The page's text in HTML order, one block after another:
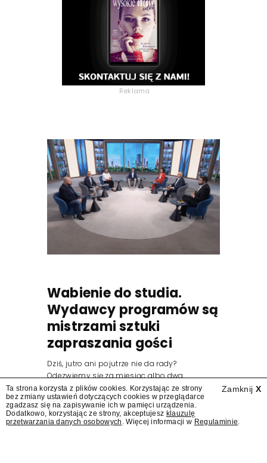
Reklama
Wabienie do studia.
Wydawcy programów są
mistrzami sztuki
zapraszania gości
Dziś, jutro ani pojutrze nie da rady?
Odezwiemy się za miesiąc albo dwa.
Wydawcy programów są mistrzami sztuki
zapraszania gości.
Zamknij X
Ta strona korzysta z plików cookies. Korzystając ze strony
bez zmiany ustawień dotyczących cookies w przeglądarce
zgadzasz się na zapisywanie ich w pamięci urządzenia.
Dodatkowo, korzystając ze strony, akceptujesz klauzulę
przetwarzania danych osobowych . Więcej informacji w Regulaminie.